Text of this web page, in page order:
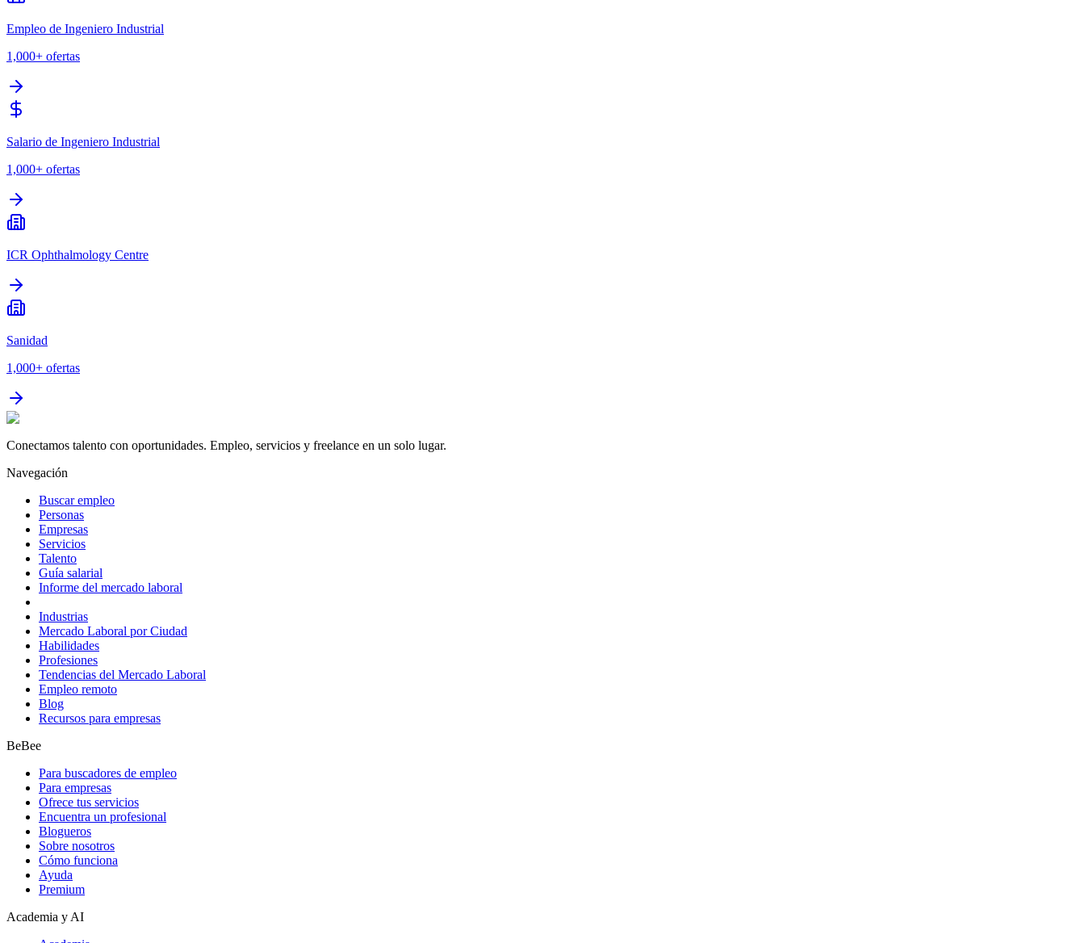
Empleo de Ingeniero Industrial
1,000+ ofertas
Salario de Ingeniero Industrial
1,000+ ofertas
ICR Ophthalmology Centre
Sanidad
1,000+ ofertas
Conectamos talento con oportunidades. Empleo, servicios y freelance en un solo lugar.
Navegación
Buscar empleo
Personas
Empresas
Servicios
Talento
Guía salarial
Informe del mercado laboral
Industrias
Mercado Laboral por Ciudad
Habilidades
Profesiones
Tendencias del Mercado Laboral
Empleo remoto
Blog
Recursos para empresas
BeBee
Para buscadores de empleo
Para empresas
Ofrece tus servicios
Encuentra un profesional
Blogueros
Sobre nosotros
Cómo funciona
Ayuda
Premium
Academia y AI